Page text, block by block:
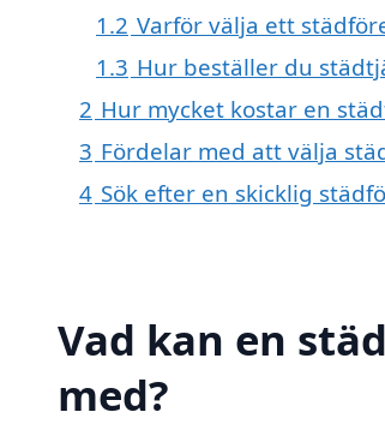
1.2 Varför välja ett
1.3 Hur beställer du
2 Hur mycket kostar en
3 Fördelar med att välja
4 Sök efter en skicklig
Vad kan en
med?